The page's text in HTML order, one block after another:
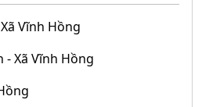
Vĩnh Hồng
Xã Vĩnh Hồng